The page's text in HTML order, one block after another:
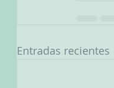
Entradas recientes